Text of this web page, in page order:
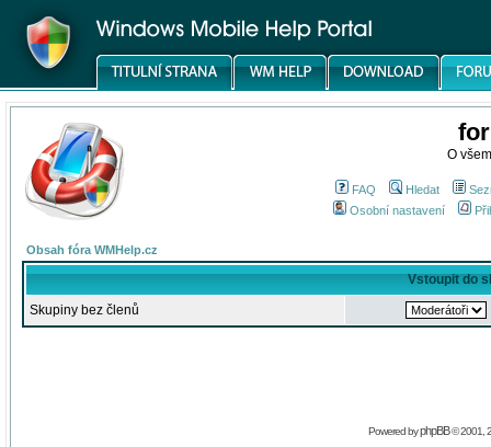
O
FAQ Hledat
Osobní nastavení
Obsah fóra WMHelp.cz
Vstoupit do
Skupiny bez členů
Powered byphpBB© 2001,